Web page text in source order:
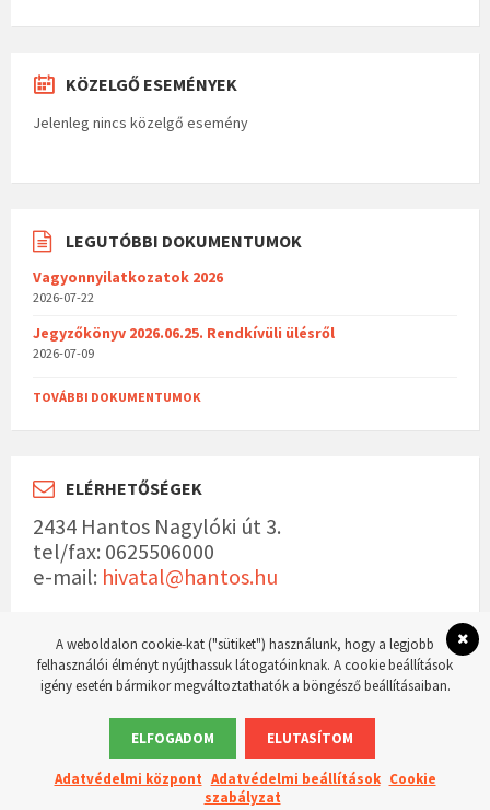
KÖZELGŐ ESEMÉNYEK
Jelenleg nincs közelgő esemény
LEGUTÓBBI DOKUMENTUMOK
Vagyonnyilatkozatok 2026
2026-07-22
Jegyzőkönyv 2026.06.25. Rendkívüli ülésről
2026-07-09
TOVÁBBI DOKUMENTUMOK
ELÉRHETŐSÉGEK
2434 Hantos Nagylóki út 3.
tel/fax: 0625506000
e-mail: hivatal@hantos.hu
© 2023 Hantos község hivatalos weboldala Készítette:WordPress Master weboldal
A weboldalon cookie-kat ("sütiket") használunk, hogy a legjobb
felhasználói élményt nyújthassuk látogatóinknak. A cookie beállítások
igény esetén bármikor megváltoztathatók a böngésző beállításaiban.
ELFOGADOM ELUTASÍTOM
Adatvédelmi központ Adatvédelmi beállítások Cookie
szabályzat